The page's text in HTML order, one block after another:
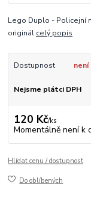
Lego Duplo - Policejní
originál celý popis
Dostupnost
Nejsme plátci DPH
120 Kč/ks
Momentálně není k
Hlídat cenu / dostupnost
Do oblíbených